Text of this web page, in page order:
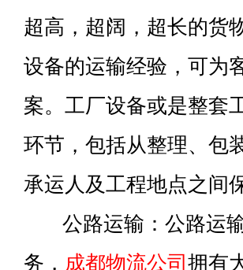
超高，超阔，超长的货
设备的运输经验，可为
案。工厂设备或是整套
环节，包括从整理、包
承运人及工程地点之间
公路运输：公路运输
务， 成都物流公司 拥有